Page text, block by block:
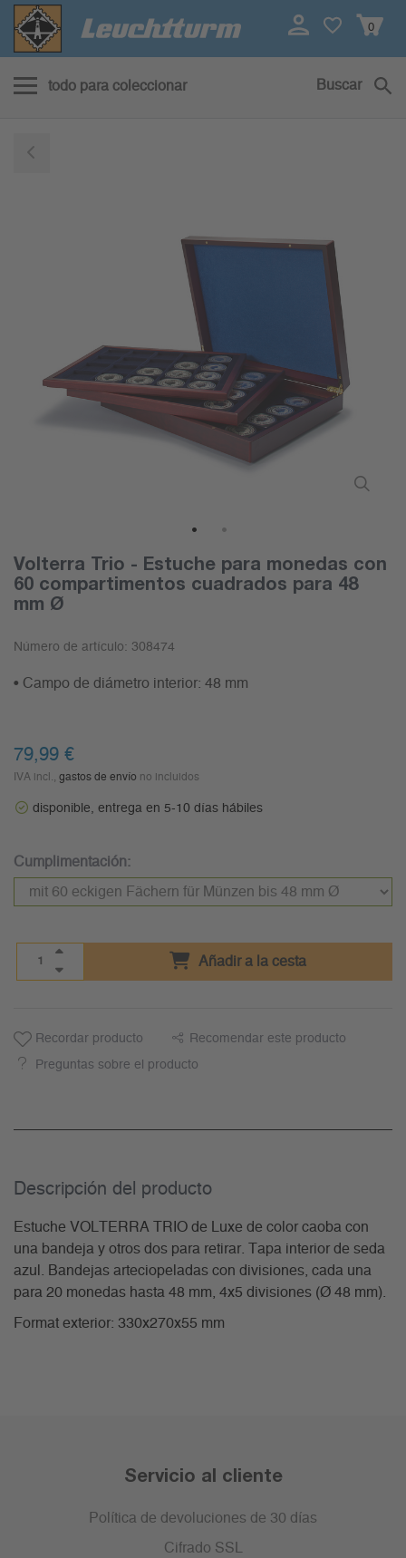
0
todo para coleccionar Buscar
Volterra Trio - Estuche para monedas con
60 compartimentos cuadrados para 48
mm Ø
Número de artículo: 308474
• Campo de diámetro interior: 48 mm
79,99 €
IVA incl., gastos de envío no incluidos
disponible, entrega en 5-10 días hábiles
Cumplimentación:
Añadir a la cesta
Recordar producto Recomendar este producto
Preguntas sobre el producto
Descripción del producto
Estuche VOLTERRA TRIO de Luxe de color caoba con
una bandeja y otros dos para retirar. Tapa interior de seda
azul. Bandejas arteciopeladas con divisiones, cada una
para 20 monedas hasta 48 mm, 4x5 divisiones (Ø 48 mm).
Format exterior: 330x270x55 mm
Servicio al cliente
Política de devoluciones de 30 días
Cifrado SSL